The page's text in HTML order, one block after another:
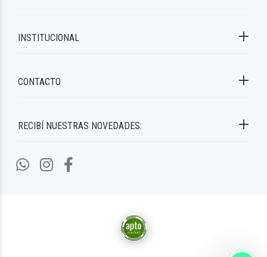
RECIBÍ NUESTRAS NOVEDADES:
INSTITUCIONAL
CONTACTO